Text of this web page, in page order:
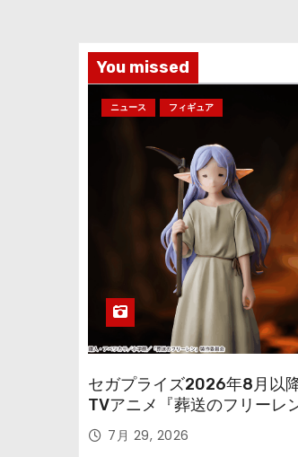
You missed
ニュース フィギュア
セガプライズ2026年8月以
TVアニメ『葬送のフリーレ
鉱山で300年働くことになっ
ちゃった「フリーレン」を立
7月 29, 2026